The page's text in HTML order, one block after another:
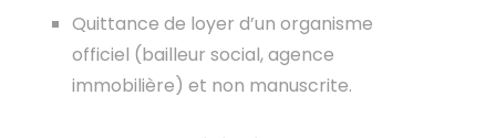
Quittance de loyer d’un organisme
officiel (bailleur social, agence
immobilière) et non manuscrite.